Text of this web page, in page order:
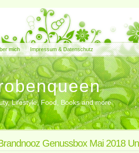
mich Impressum & Datenschutz
Lifestyle, Food, Books and more
Genussbox Mai 2018